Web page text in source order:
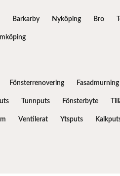
Barkarby Nyköping Bro
Fönsterrenovering Fasadmurning
Tunnputs Fönsterbyte
Ventilerat Ytsputs